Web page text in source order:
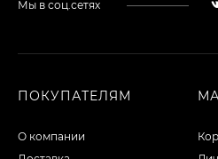
Мы в соц.сетях
ПОКУПАТЕЛЯМ
О компании